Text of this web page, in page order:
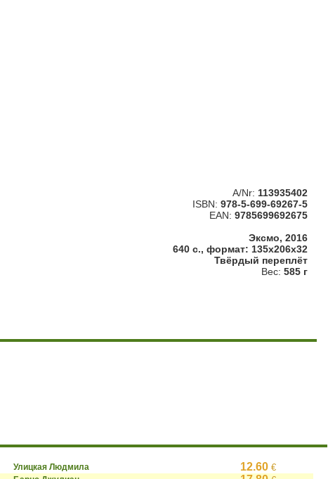
A/Nr: 113935402
ISBN: 978-5-699-69267-5
EAN: 9785699692675
Эксмо, 2016
640 с., формат: 135x206x32
Твёрдый переплёт
Вес: 585 г
Улицкая Людмила 12.60€